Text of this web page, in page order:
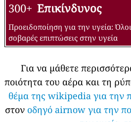
300+ Επικίνδυνος
Προειδοποίηση για την υγεία:
σοβαρές επιπτώσεις στην υγεία
Για να μάθετε
ποιότητα του αέρα και τη
θέμα της wikipedia για την
στον οδηγό airnow για την